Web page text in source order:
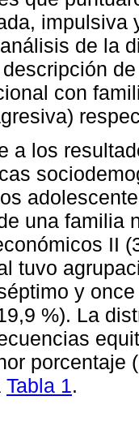
impulsiva
de la
con
a los
una familia
II
tuvo
y
%). La
porcentaje
Tabla 1.